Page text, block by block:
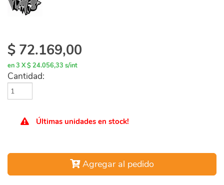
$ 72.169,00
en 3 X $ 24.056,33 s/int
Cantidad:
Últimas unidades en stock!
Agregar al pedido